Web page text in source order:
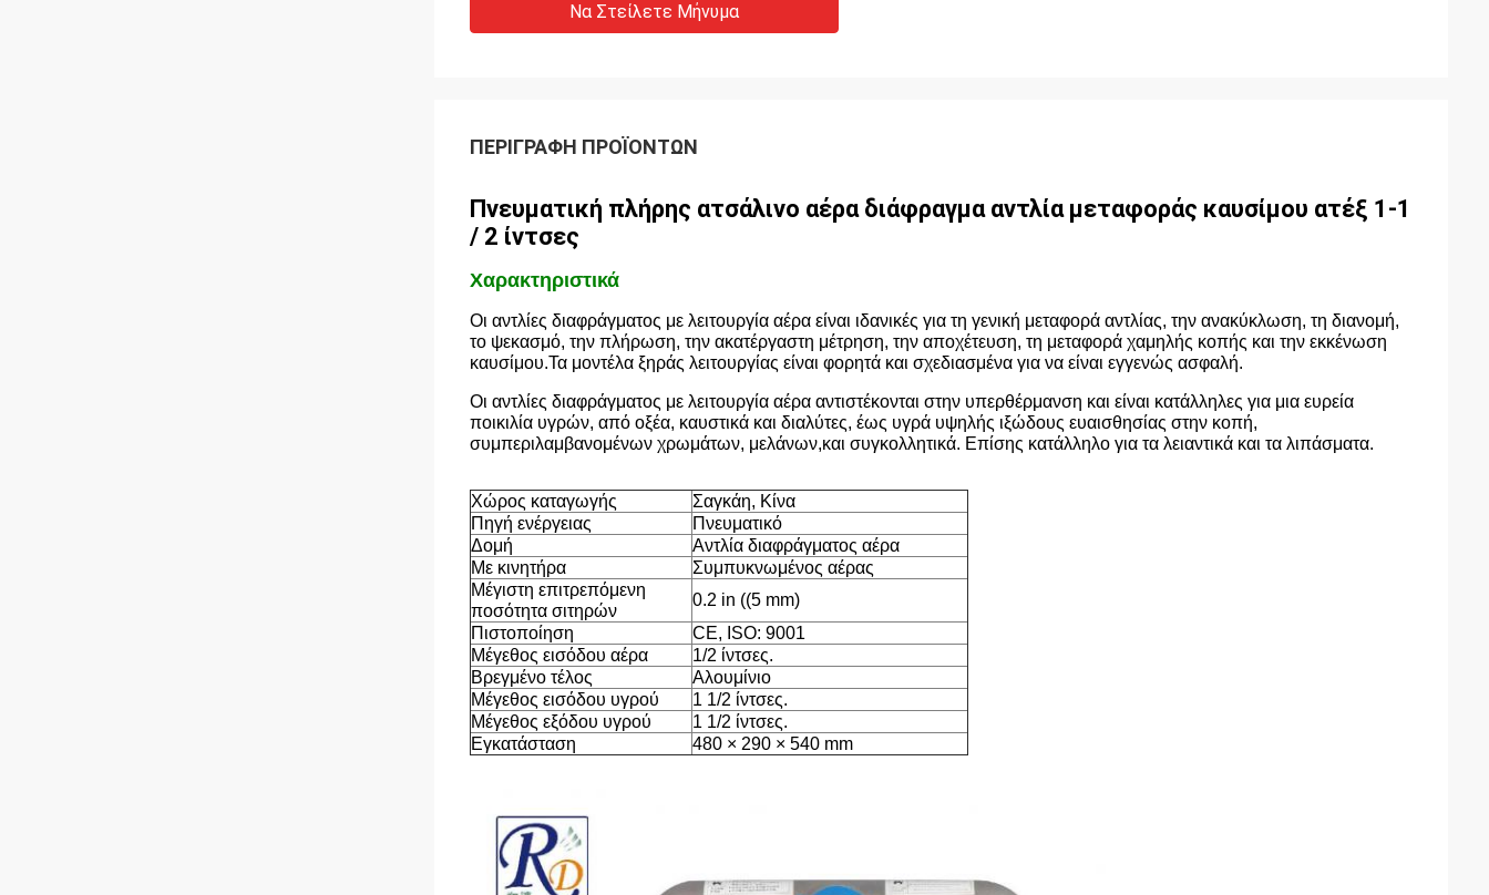
Να Στείλετε Μήνυμα
ΠΕΡΙΓΡΑΦΉ ΠΡΟΪΌΝΤΩΝ
Πνευματική πλήρης ατσάλινο αέρα διάφραγμα αντλία μεταφοράς καυσίμου ατέξ 1-1
/ 2 ίντσες
Χαρακτηριστικά
Οι αντλίες διαφράγματος με λειτουργία αέρα είναι ιδανικές για τη γενική μεταφορά αντλίας, την ανακύκλωση, τη διανομή,
το ψεκασμό, την πλήρωση, την ακατέργαστη μέτρηση, την αποχέτευση, τη μεταφορά χαμηλής κοπής και την εκκένωση
καυσίμου.Τα μοντέλα ξηράς λειτουργίας είναι φορητά και σχεδιασμένα για να είναι εγγενώς ασφαλή.
Οι αντλίες διαφράγματος με λειτουργία αέρα αντιστέκονται στην υπερθέρμανση και είναι κατάλληλες για μια ευρεία
ποικιλία υγρών, από οξέα, καυστικά και διαλύτες, έως υγρά υψηλής ιξώδους ευαισθησίας στην κοπή,
συμπεριλαμβανομένων χρωμάτων, μελάνων,και συγκολλητικά. Επίσης κατάλληλο για τα λειαντικά και τα λιπάσματα.
Χώρος καταγωγής
Σαγκάη, Κίνα
Πηγή ενέργειας
Πνευματικό
Δομή
Αντλία διαφράγματος αέρα
Με κινητήρα
Συμπυκνωμένος αέρας
Μέγιστη επιτρεπόμενη
ποσότητα σιτηρών
0.2 in ((5 mm)
Πιστοποίηση
CE, ISO: 9001
Μέγεθος εισόδου αέρα
1/2 ίντσες.
Βρεγμένο τέλος
Αλουμίνιο
Μέγεθος εισόδου υγρού
1 1/2 ίντσες.
Μέγεθος εξόδου υγρού
1 1/2 ίντσες.
Εγκατάσταση
480 × 290 × 540 mm